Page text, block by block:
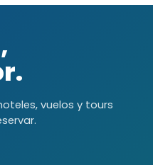
vuelos y tours